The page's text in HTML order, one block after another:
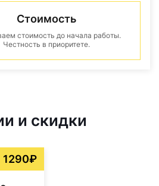
Стоимость
стоимость до начала работы.
Честность в приоритете.
и скидки
1290₽